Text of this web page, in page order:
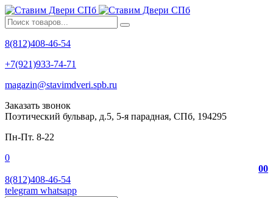
8(812)408-46-54
+7(921)933-74-71
magazin@stavimdveri.spb.ru
Заказать звонок
Поэтический бульвар, д.5, 5-я парадная, СПб, 194295
Пн-Пт. 8-22
0
00
8(812)408-46-54
telegram whatsapp